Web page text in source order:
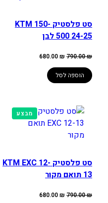
סט פלסטיק KTM 150-
500 24-25 לבן
790.00₪ המחיר
היה:
790.00 ₪.
680.00₪
הוספה לסל
מבצעמוצרים
במבצע
סט פלסטיק KTM EXC 12-
13 תואם מקור
790.00₪ המחיר680.00₪